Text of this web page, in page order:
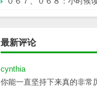
最新评论
cynthia
你能一直坚持下来真的非常